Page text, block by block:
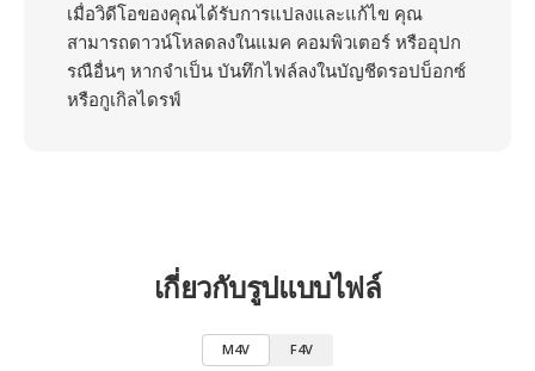
เมื่อวิดีโอของคุณได้รับการแปลงและแก้ไข คุณ
สามารถดาวน์โหลดลงในแมค คอมพิวเตอร์ หรืออุปก
รณือื่นๆ หากจำเป็น บันทึกไฟล์ลงในบัญชีดรอปบ็อกซ์
หรือกูเกิลไดรฟ์
เกี่ยวกับรูปแบบไฟล์
M4V F4V